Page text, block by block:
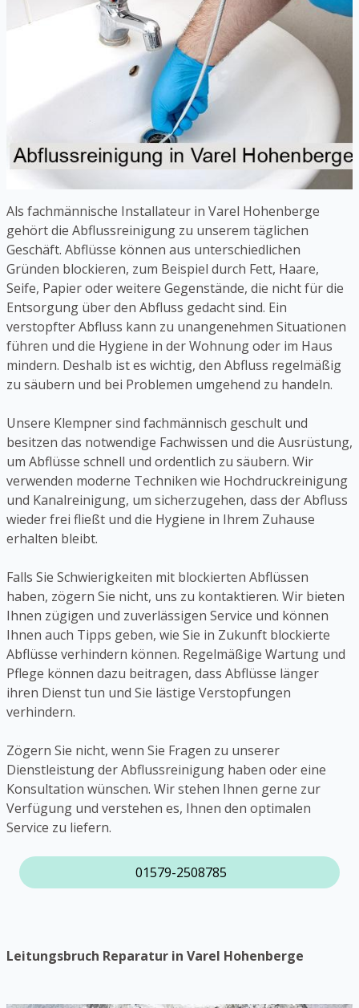
Als fachmännische Installateur in Varel Hohenberge
gehört die Abflussreinigung zu unserem täglichen
Geschäft. Abflüsse können aus unterschiedlichen
Gründen blockieren, zum Beispiel durch Fett, Haare,
Seife, Papier oder weitere Gegenstände, die nicht für die
Entsorgung über den Abfluss gedacht sind. Ein
verstopfter Abfluss kann zu unangenehmen Situationen
führen und die Hygiene in der Wohnung oder im Haus
mindern. Deshalb ist es wichtig, den Abfluss regelmäßig
zu säubern und bei Problemen umgehend zu handeln.
Unsere Klempner sind fachmännisch geschult und
besitzen das notwendige Fachwissen und die Ausrüstung,
um Abflüsse schnell und ordentlich zu säubern. Wir
verwenden moderne Techniken wie Hochdruckreinigung
und Kanalreinigung, um sicherzugehen, dass der Abfluss
wieder frei fließt und die Hygiene in Ihrem Zuhause
erhalten bleibt.
Falls Sie Schwierigkeiten mit blockierten Abflüssen
haben, zögern Sie nicht, uns zu kontaktieren. Wir bieten
Ihnen zügigen und zuverlässigen Service und können
Ihnen auch Tipps geben, wie Sie in Zukunft blockierte
Abflüsse verhindern können. Regelmäßige Wartung und
Pflege können dazu beitragen, dass Abflüsse länger
ihren Dienst tun und Sie lästige Verstopfungen
verhindern.
Zögern Sie nicht, wenn Sie Fragen zu unserer
Dienstleistung der Abflussreinigung haben oder eine
Konsultation wünschen. Wir stehen Ihnen gerne zur
Verfügung und verstehen es, Ihnen den optimalen
Service zu liefern.
01579-2508785
Leitungsbruch Reparatur in Varel Hohenberge